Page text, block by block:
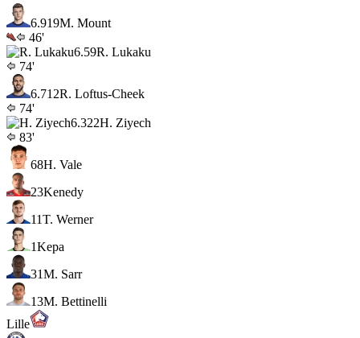
6.919M. Mount
46'
6.59R. Lukaku
74'
6.712R. Loftus-Cheek
74'
6.322H. Ziyech
83'
68H. Vale
23Kenedy
11T. Werner
1Kepa
31M. Sarr
13M. Bettinelli
Lille